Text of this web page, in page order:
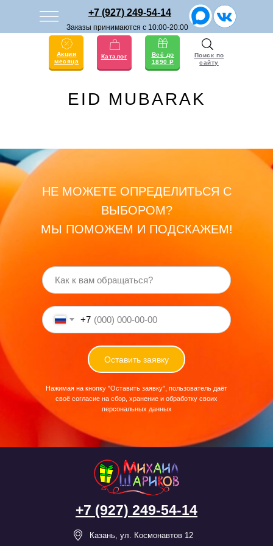
Поиск по
сайту
Всё до
1890 Р
Каталог
Акции
месяца
Заказы принимаются с 10:00-20:00
+7 (927) 249-54-14
EID MUBARAK
НЕ МОЖЕТЕ ОПРЕДЕЛИТЬСЯ С
ВЫБОРОМ?
МЫ ПОМОЖЕМ И ПОДСКАЖЕМ!
+7
Оставить заявку
Нажимая на кнопку "Оставить заявку", пользователь даёт
своё согласие на сбор, хранение и обработку своих
персональных данных
+7 (927) 249-54-14
Казань, ул. Космонавтов 12